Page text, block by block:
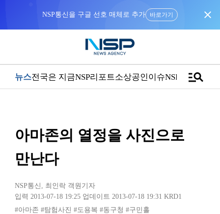
NSP통신을 구글 선호 매체로 추가 바로가기 close
뉴스전국은 지금NSP리포트소상공인이슈NSPTVmanage_search
아마존의 열정을 사진으로
만난다
NSP통신 , 최인락 객원기자
입력 2013-07-18 19:25 업데이트 2013-07-18 19:31 KRD1
#아마존 #탐험사진 #도용복 #동구청 #구민홀